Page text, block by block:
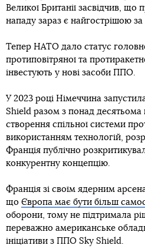
Великої Британії засвідчив, що
нападу зараз є найгострішою за
Тепер НАТО дало статус
протиповітряної та
інвестують у нові засоби ППО.
У 2023 році Німеччина
Shield разом з понад десятьома
створення спільної системи
використанням технологій,
Франція публічно
конкурентну концепцію.
Франція зі своїм ядерним
що Європа має бути більш
оборони, тому не підтримала
переважно американське
ініціативи з ППО Sky Shield.